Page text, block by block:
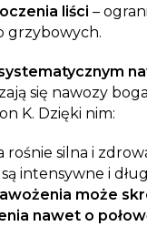
liści –
grzybowych.
się nawozy
K. Dzięki nim:
rośnie silna i
intensywne i
może
nawet o